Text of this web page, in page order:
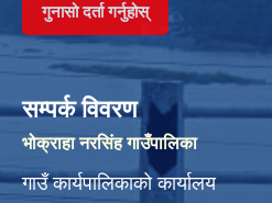
गुनासो दर्ता गर्नुहोस्
सम्पर्क विवरण
भोक्राहा नरसिंह गाउँपालिका
गाउँ कार्यपालिकाको कार्यालय